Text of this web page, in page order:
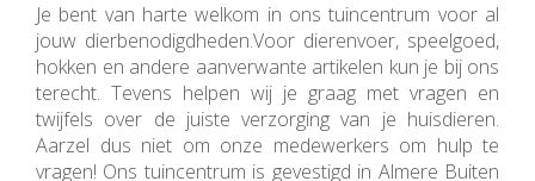
Je bent van harte welkom in ons tuincentrum voor al
jouw dierbenodigdheden.Voor dierenvoer, speelgoed,
hokken en andere aanverwante artikelen kun je bij ons
terecht. Tevens helpen wij je graag met vragen en
twijfels over de juiste verzorging van je huisdieren.
Aarzel dus niet om onze medewerkers om hulp te
vragen! Ons tuincentrum is gevestigd in Almere Buiten